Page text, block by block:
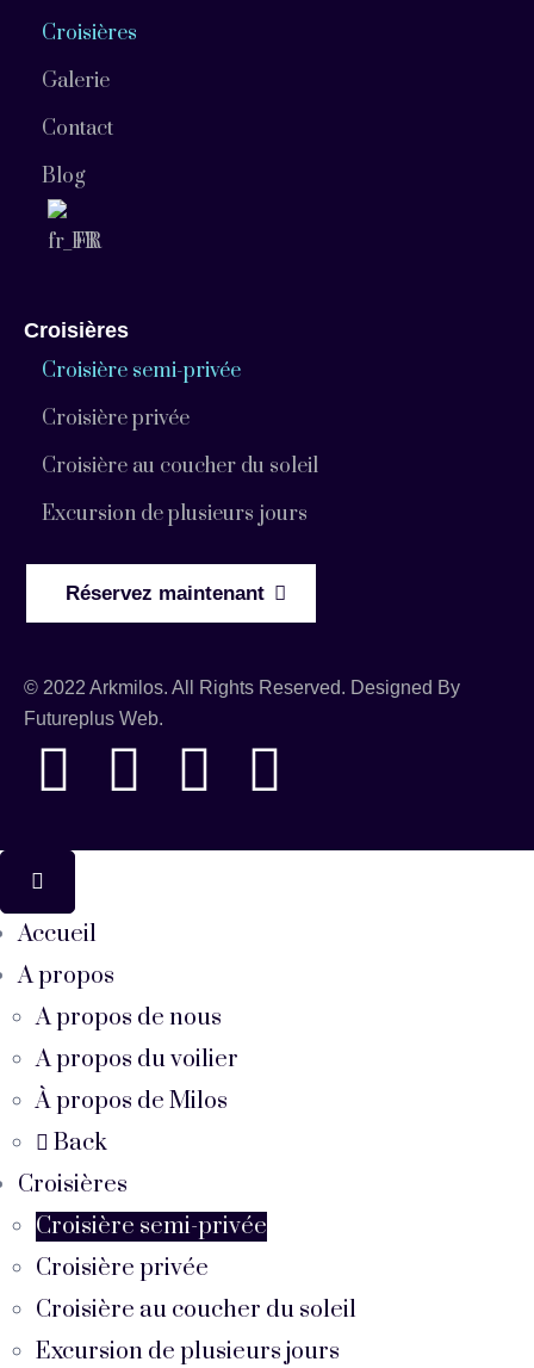
Croisières
Galerie
Contact
Blog
FR
Croisières
Croisière semi-privée
Croisière privée
Croisière au coucher du soleil
Excursion de plusieurs jours
Réservez maintenant
© 2022 Arkmilos. All Rights Reserved. Designed By
Futureplus Web.
Accueil
A propos
A propos de nous
A propos du voilier
À propos de Milos
Back
Croisières
Croisière semi-privée
Croisière privée
Croisière au coucher du soleil
Excursion de plusieurs jours